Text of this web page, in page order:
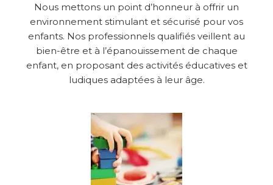
Nous mettons un point d’honneur à offrir un
environnement stimulant et sécurisé pour vos
enfants. Nos professionnels qualifiés veillent au
bien-être et à l’épanouissement de chaque
enfant, en proposant des activités éducatives et
ludiques adaptées à leur âge.